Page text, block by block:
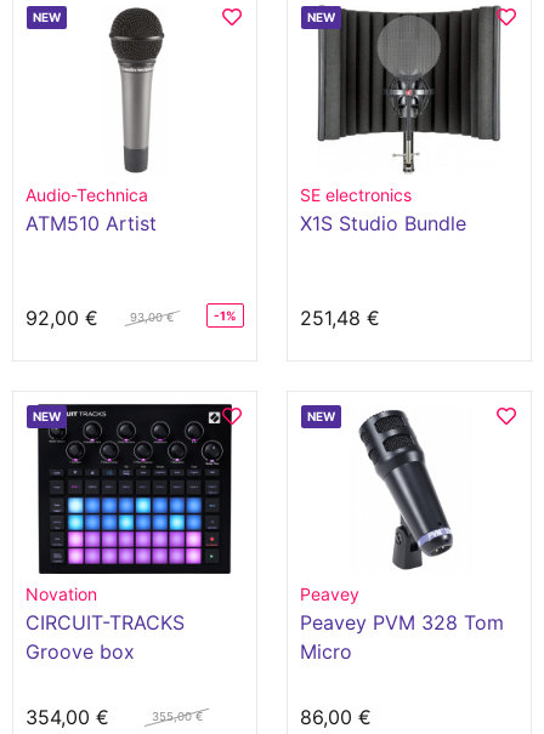
NEW
Audio-Technica
ATM510 Artist
92,00 € 93,00 € -1%
NEW
SE electronics
X1S Studio Bundle
251,48 €
NEW
Novation
CIRCUIT-TRACKS
Groove box
354,00 € 355,00 €
NEW
Peavey
Peavey PVM 328 Tom
Micro
86,00 €